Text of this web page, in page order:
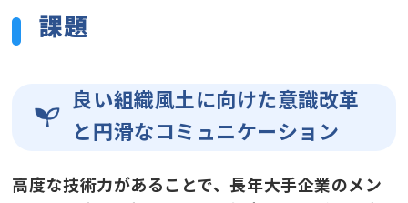
課題
良い組織風土に向けた意識改革
と円滑なコミュニケーション
高度な技術力があることで、長年大手企業のメン